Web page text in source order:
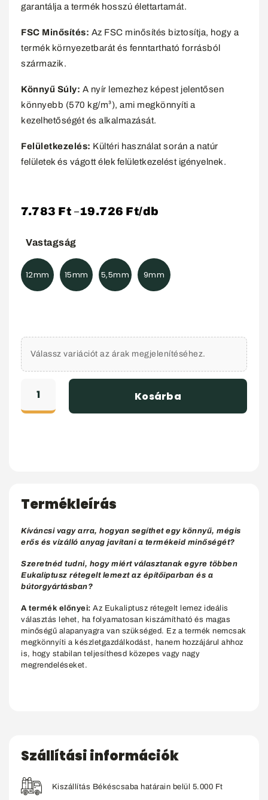
garantálja a termék hosszú élettartamát.
FSC Minősítés: Az FSC minősítés biztosítja, hogy a
termék környezetbarát és fenntartható forrásból
származik.
Könnyű Súly: A nyír lemezhez képest jelentősen
könnyebb (570 kg/m³), ami megkönnyíti a
kezelhetőségét és alkalmazását.
Felületkezelés: Kültéri használat során a natúr
felületek és vágott élek felületkezelést igényelnek.
7.783 Ft –19.726 Ft/db
Vastagság
12mm 15mm 5,5mm 9mm
Válassz variációt az árak megjelenítéséhez.
Kosárba
Termékleírás
Kíváncsi vagy arra, hogyan segíthet egy könnyű, mégis
erős és vízálló anyag javítani a termékeid minőségét?
Szeretnéd tudni, hogy miért választanak egyre többen
Eukaliptusz rétegelt lemezt az építőiparban és a
bútorgyártásban?
A termék előnyei: Az Eukaliptusz rétegelt lemez ideális
választás lehet, ha folyamatosan kiszámítható és magas
minőségű alapanyagra van szükséged. Ez a termék nemcsak
megkönnyíti a készletgazdálkodást, hanem hozzájárul ahhoz
is, hogy stabilan teljesíthesd közepes vagy nagy
megrendeléseket.
Szállítási információk
Kiszállítás Békéscsaba határain belül 5.000 Ft